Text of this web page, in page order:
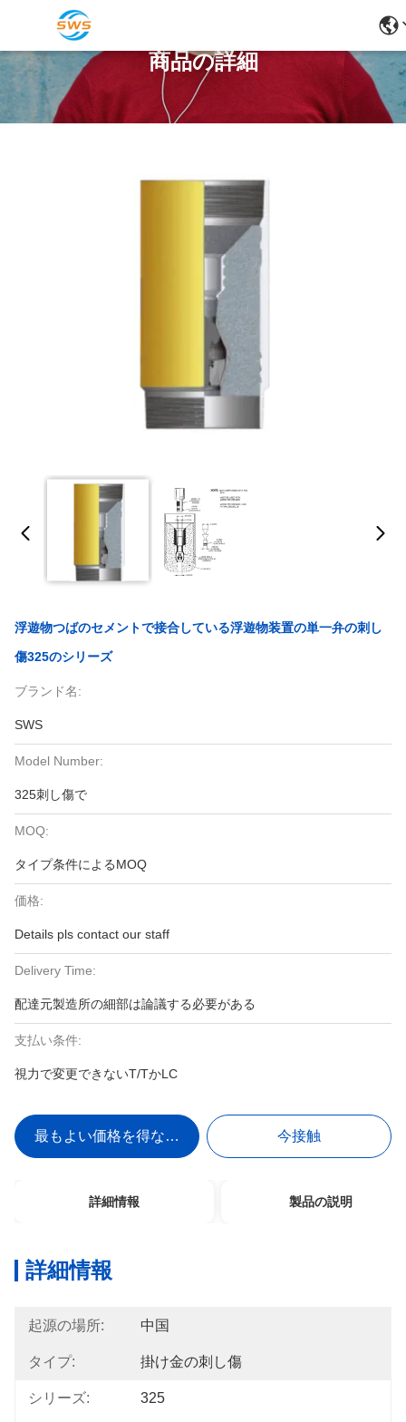
商品の詳細
浮遊物つばのセメントで接合している浮遊物装置の単一弁の刺し
傷325のシリーズ
ブランド名:
SWS
Model Number:
325刺し傷で
MOQ:
タイプ条件によるMOQ
価格:
Details pls contact our staff
Delivery Time:
配達元製造所の細部は論議する必要がある
支払い条件:
視力で変更できないT/TかLC
最もよい価格を得なさい 今接触
詳細情報 製品の説明
詳細情報
起源の場所: 中国
タイプ: 掛け金の刺し傷
シリーズ: 325